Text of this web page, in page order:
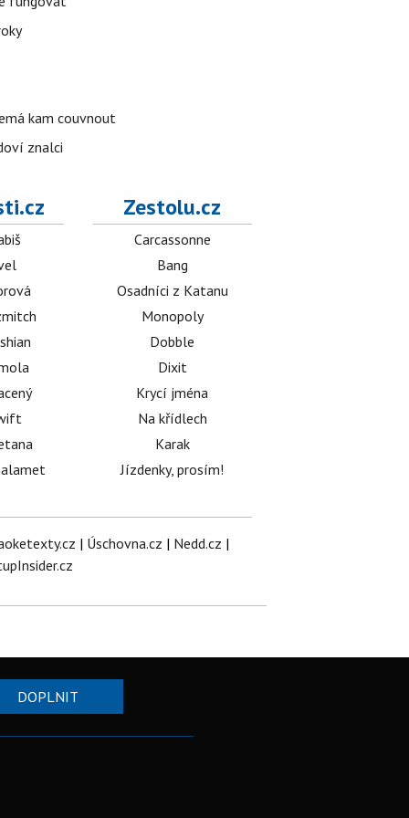
kam couvnout
znalci
Zestolu.cz
Carcassonne
Bang
Osadníci z Katanu
Monopoly
Dobble
Dixit
Krycí jména
Na křídlech
Karak
Jízdenky, prosím!
| Úschovna.cz | Nedd.cz |
DOPLNIT